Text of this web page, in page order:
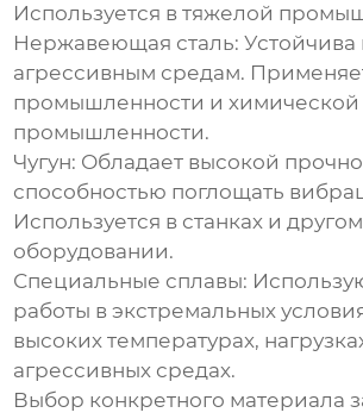
Используется в тяжелой
Нержавеющая сталь: Устойчива
агрессивным средам.
промышленности и химической
промышленности.
Чугун: Обладает высокой
способностью поглощать
Используется в станках и другом
оборудовании.
Специальные сплавы:
работы в экстремальных
высоких температурах,
агрессивных средах.
Выбор конкретного материала